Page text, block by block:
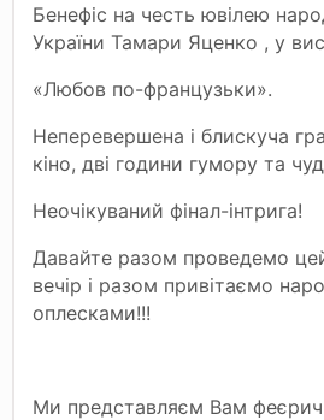
Бенефіс на честь ювілею
України Тамари Яценко , у
«Любов по-французьки».
Неперевершена і блискуча
кіно, дві години гумору та
Неочікуваний фінал-інтрига!
Давайте разом проведемо
вечір і разом привітаємо
оплесками!!!
Ми представляєм Вам